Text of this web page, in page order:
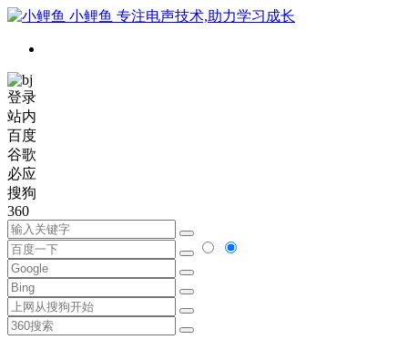
小鲤鱼 专注电声技术,助力学习成长
登录
站内
百度
谷歌
必应
搜狗
360